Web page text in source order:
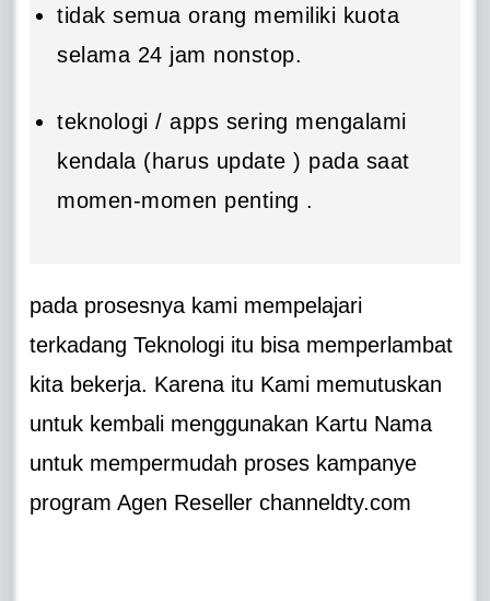
tidak semua orang memiliki kuota
selama 24 jam nonstop.
teknologi / apps sering mengalami
kendala (harus update ) pada saat
momen-momen penting .
pada prosesnya kami mempelajari
terkadang Teknologi itu bisa memperlambat
kita bekerja. Karena itu Kami memutuskan
untuk kembali menggunakan Kartu Nama
untuk mempermudah proses kampanye
program Agen Reseller channeldty.com